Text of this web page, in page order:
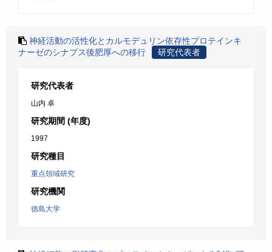
神経活動の活性化とカルモデュリン依存性プロテインキ
ナーゼのシナプス後肥厚への移行
研究代表者
研究代表者
山内 卓
研究期間 (年度)
1997
研究種目
重点領域研究
研究機関
徳島大学